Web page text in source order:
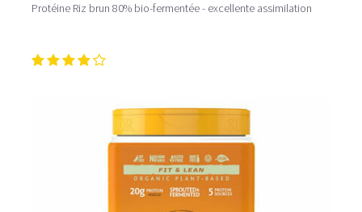
Protéine Riz brun 80% bio-fermentée - excellente assimilation